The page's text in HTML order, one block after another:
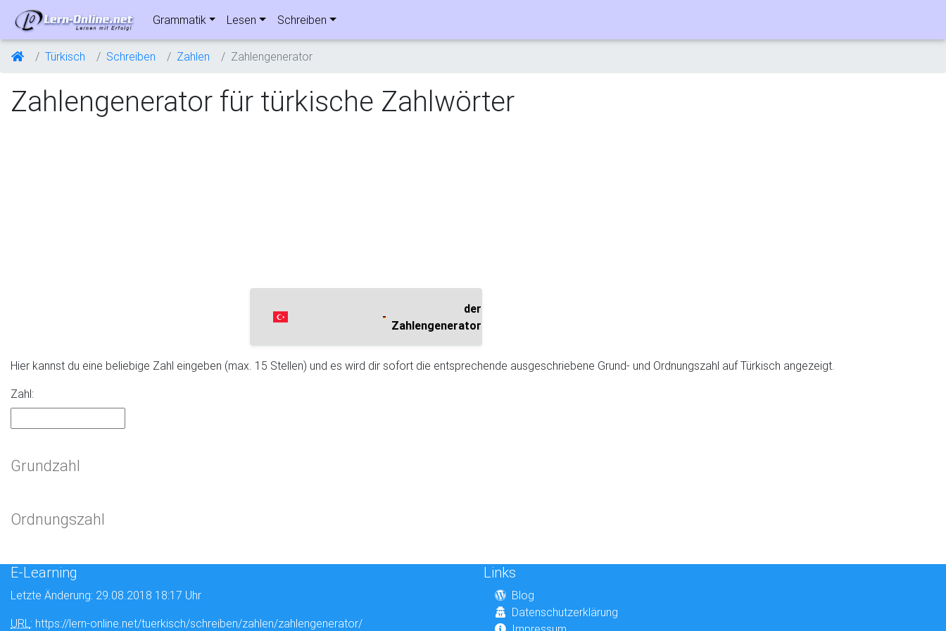
Grammatik Lesen Schreiben
Türkisch Schreiben Zahlen Zahlengenerator
Zahlengenerator für türkische Zahlwörter
der
Zahlengenerator
Hier kannst du eine beliebige Zahl eingeben (max. 15 Stellen) und es wird dir sofort die entsprechende ausgeschriebene Grund- und Ordnungszahl auf Türkisch angezeigt.
Zahl:
Grundzahl
Ordnungszahl
E-Learning
Letzte Änderung: 29.08.2018 18:17 Uhr
URL: https://lern-online.net/tuerkisch/schreiben/zahlen/zahlengenerator/
Links
Blog
Datenschutzerklärung